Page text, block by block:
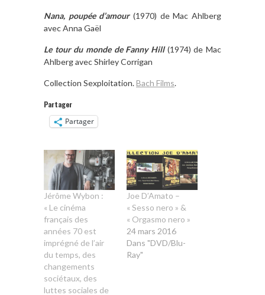
Nana, poupée d’amour (1970) de Mac Ahlberg
avec Anna Gaël
Le tour du monde de Fanny Hill(1974) de Mac
Ahlberg avec Shirley Corrigan
Collection Sexploitation.Bach Films.
Partager
Partager
Jérôme Wybon :
« Le cinéma
français des
années 70 est
imprégné de l’air
du temps, des
changements
sociétaux, des
luttes sociales de
Joe D’Amato –
« Sesso nero » &
« Orgasmo nero »
24 mars 2016
Dans "DVD/Blu-
Ray"